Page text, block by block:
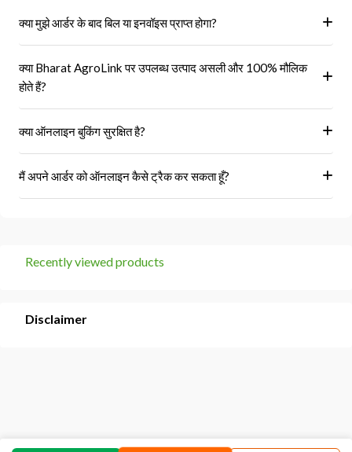
क्या मुझे आर्डर के बाद बिल या इनवॉइस प्राप्त होगा?
ऑर्डर' अनुभाग में एक इनवॉइस प्राप्त होगा।
क्या Bharat AgroLink पर उपलब्ध उत्पाद असली और 100% मौलिक
होते हैं?
क्या ऑनलाइन बुकिंग सुरक्षित है?
मैं अपने आर्डर को ऑनलाइन कैसे ट्रैक कर सकता हूँ?
Recently viewed products
Disclaimer